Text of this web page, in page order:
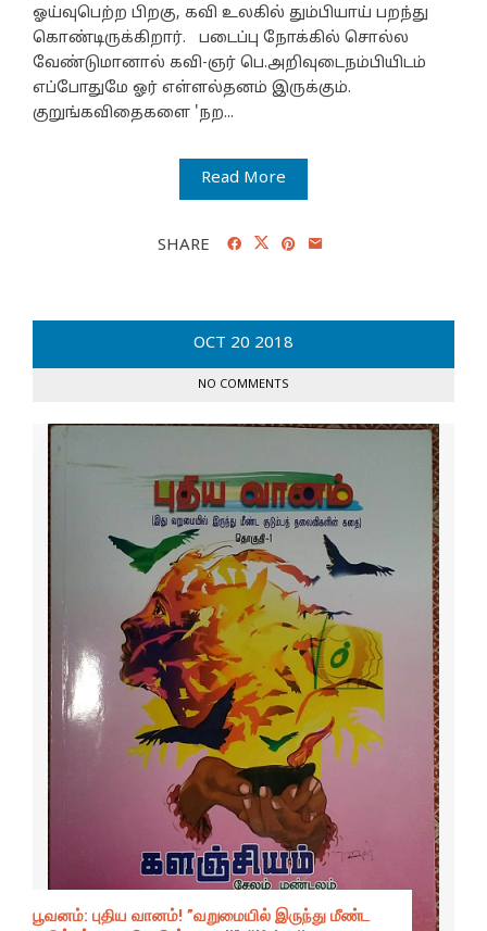
ஓய்வுபெற்ற பிறகு, கவி உலகில் தும்பியாய் பறந்து
கொண்டிருக்கிறார். படைப்பு நோக்கில் சொல்ல
வேண்டுமானால் கவி-ஞர் பெ.அறிவுடைநம்பியிடம்
எப்போதுமே ஓர் எள்ளல்தனம் இருக்கும்.
குறுங்கவிதைகளை 'நற...
Read More
SHARE
OCT 20 2018
NO COMMENTS
பூவனம்: புதிய வானம்! ”வறுமையில் இருந்து மீண்ட